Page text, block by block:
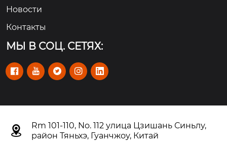
Новости
Контакты
МЫ В СОЦ. СЕТЯХ:
    

Rm 101-110, No. 112 улица Цзишань Синьлу,
район Тяньхэ, Гуанчжоу, Китай